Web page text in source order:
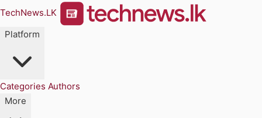
TechNews.LK
Platform
Categories Authors
More